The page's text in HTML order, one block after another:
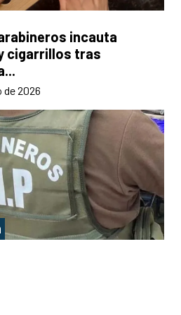
incauta
cigarrillos tras
de 2026